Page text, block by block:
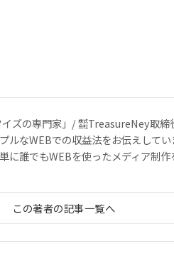
ズの専門家」/ ㍿TreasureNey取締
ルなWEBでの収益法をお伝えして
に誰でもWEBを使ったメディア制作
この著者の記事一覧へ